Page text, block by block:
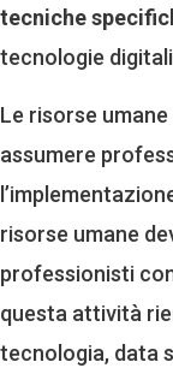
tecniche
tecnologie
Le risorse
assumere
risorse umane
professionisti
questa attività
tecnologia, data